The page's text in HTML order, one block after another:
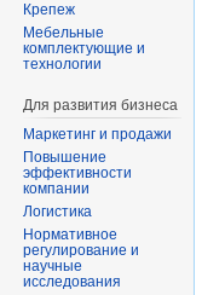
Крепеж
Мебельные
комплектующие и
технологии
Для развития бизнеса
Маркетинг и продажи
Повышение
эффективности
компании
Логистика
Нормативное
регулирование и
научные
исследования